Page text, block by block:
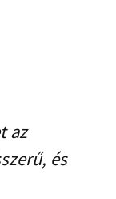
az
és